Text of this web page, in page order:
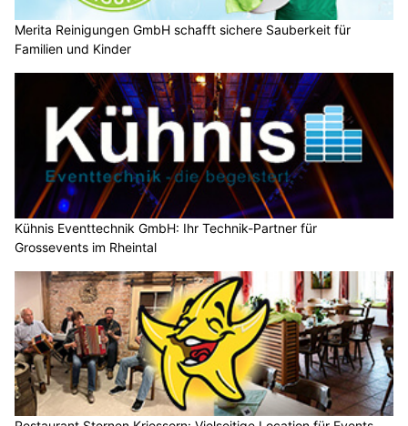
Merita Reinigungen GmbH schafft sichere Sauberkeit für
Familien und Kinder
Kühnis Eventtechnik GmbH: Ihr Technik-Partner für
Grossevents im Rheintal